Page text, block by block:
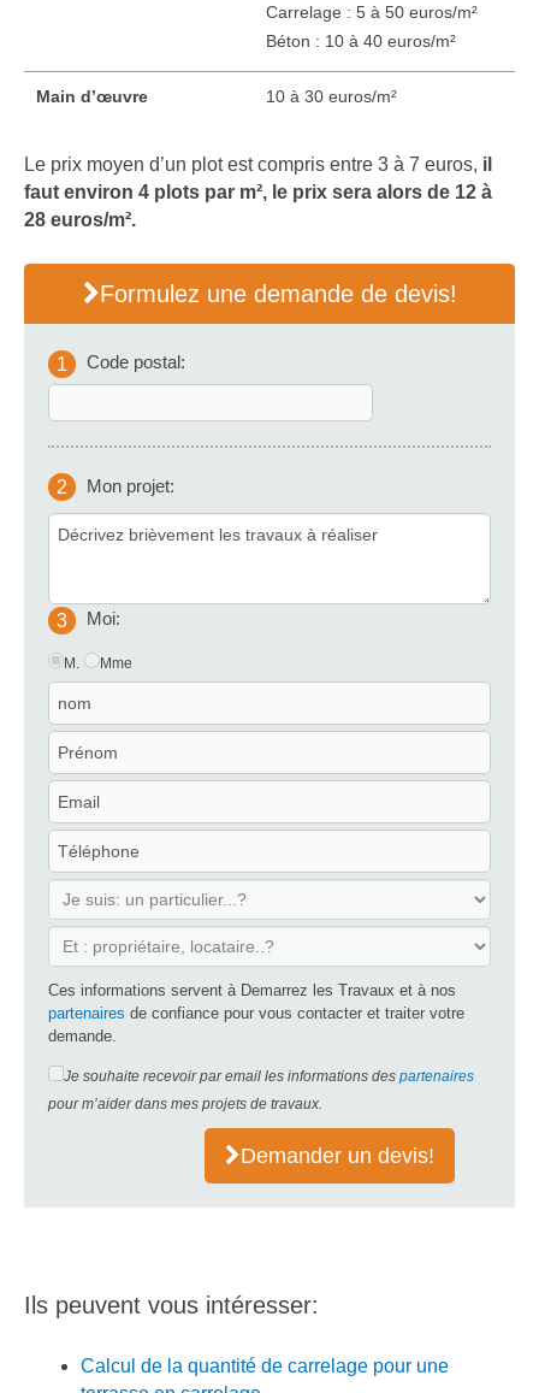
Carrelage : 5 à 50 euros/m²
Béton : 10 à 40 euros/m²
Main d’œuvre 10 à 30 euros/m²
Le prix moyen d’un plot est compris entre 3 à 7 euros, il
faut environ 4 plots par m², le prix sera alors de 12 à
28 euros/m².
Formulez une demande de devis!
1 Code postal:
2 Mon projet:
3 Moi:
M. Mme
Ces informations servent à Demarrez les Travaux et à nos
partenaires de confiance pour vous contacter et traiter votre
demande.
Je souhaite recevoir par email les informations des partenaires
pour m’aider dans mes projets de travaux.
Demander un devis!
Ils peuvent vous intéresser:
Calcul de la quantité de carrelage pour une